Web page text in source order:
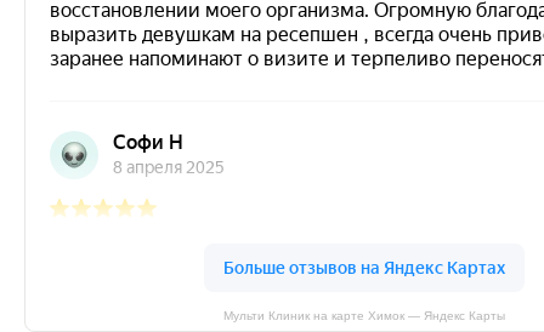
Мульти Клиник на карте Химок — Яндекс Карты